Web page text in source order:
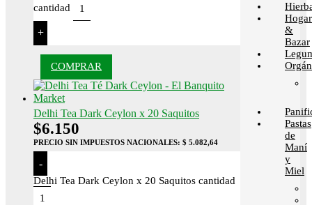
cantidad
+
COMPRAR
Delhi Tea Dark Ceylon x 20 Saquitos
$6.150
PRECIO SIN IMPUESTOS NACIONALES: $ 5.082,64
-
Delhi Tea Dark Ceylon x 20 Saquitos cantidad
Hogar
&
Bazar
Pastas
de
Maní
y
Miel